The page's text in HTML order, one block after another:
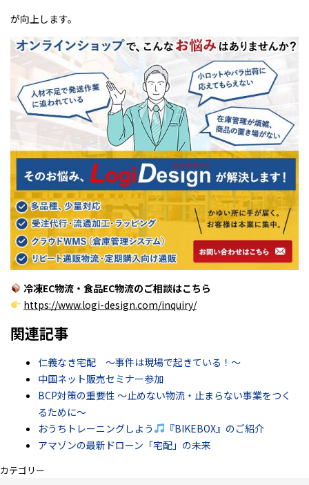
が向上します。
冷凍EC物流・食品EC物流のご相談はこちら
https://www.logi-design.com/inquiry/
関連記事
仁義なき宅配 ～事件は現場で起きている！～
中国ネット販売セミナー参加
BCP対策の重要性 〜止めない物流・止まらない事業をつく
るために〜
おうちトレーニングしよう
『BIKEBOX』のご紹介
アマゾンの最新ドローン「宅配」の未来
カテゴリー